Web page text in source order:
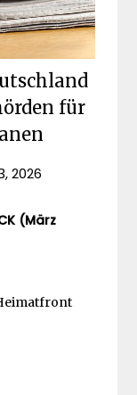
für
2026
(März